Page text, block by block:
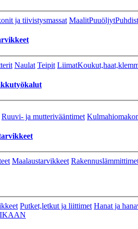
ja tiivistysmassat MaalitPuuöljyt
Naulat Teipit Liimat
Ruuvi- ja mutterivääntimet
Maalaustarvikkeet
Putket,letkut ja liittimet Hanat ja